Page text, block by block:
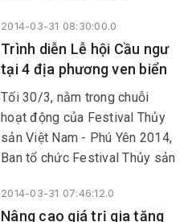
Phú Yên 2014 vừa tổ chức,
nhiều chuyên gia đã đưa ra
những giải pháp giúp ngành
Thủy sản trong khu vực phát
triển bền vững, đem lại lợi ích
lâu dài cho đất nước và ngư
dân.
2014-03-31 08:30:00.0
Trình diễn Lễ hội Cầu ngư
tại 4 địa phương ven biển
Tối 30/3, nằm trong chuỗi
hoạt động của Festival Thủy
sản Việt Nam - Phú Yên 2014,
Ban tổ chức Festival Thủy sản
trình diễn Lễ hội Cầu ngư
nhằm tôn vinh nét đẹp văn
2014-03-31 07:46:12.0
Nâng cao giá trị gia tăng